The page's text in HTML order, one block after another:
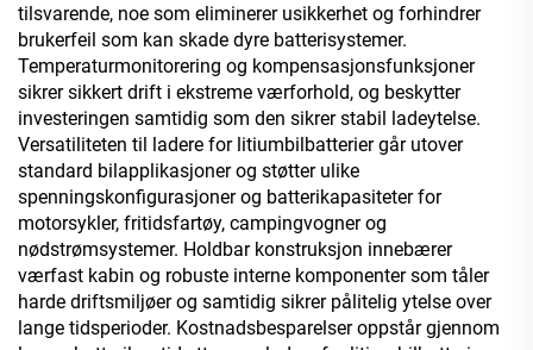
tilsvarende, noe som eliminerer usikkerhet og forhindrer
brukerfeil som kan skade dyre batterisystemer.
Temperaturmonitorering og kompensasjonsfunksjoner
sikrer sikkert drift i ekstreme værforhold, og beskytter
investeringen samtidig som den sikrer stabil ladeytelse.
Versatiliteten til ladere for litiumbilbatterier går utover
standard bilapplikasjoner og støtter ulike
spenningskonfigurasjoner og batterikapasiteter for
motorsykler, fritidsfartøy, campingvogner og
nødstrømsystemer. Holdbar konstruksjon innebærer
værfast kabin og robuste interne komponenter som tåler
harde driftsmiljøer og samtidig sikrer pålitelig ytelse over
lange tidsperioder. Kostnadsbesparelser oppstår gjennom